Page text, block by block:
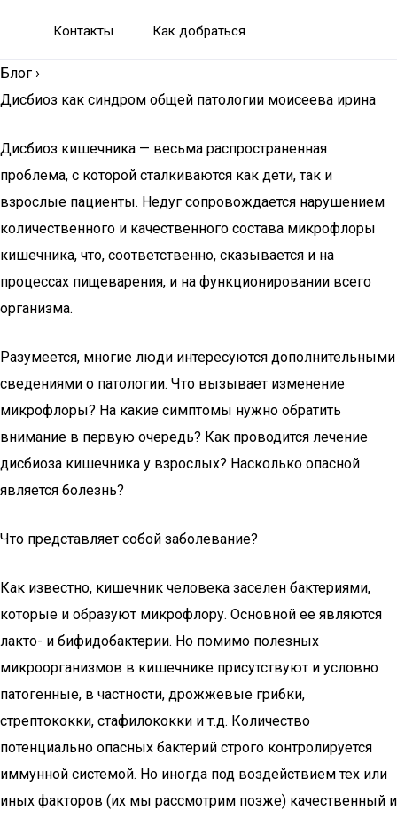
Контакты Как добраться
Блог ›
Дисбиоз как синдром общей патологии моисеева ирина
Дисбиоз кишечника — весьма распространенная
проблема, с которой сталкиваются как дети, так и
взрослые пациенты. Недуг сопровождается нарушением
количественного и качественного состава микрофлоры
кишечника, что, соответственно, сказывается и на
процессах пищеварения, и на функционировании всего
организма.
Разумеется, многие люди интересуются дополнительными
сведениями о патологии. Что вызывает изменение
микрофлоры? На какие симптомы нужно обратить
внимание в первую очередь? Как проводится лечение
дисбиоза кишечника у взрослых? Насколько опасной
является болезнь?
Что представляет собой заболевание?
Как известно, кишечник человека заселен бактериями,
которые и образуют микрофлору. Основной ее являются
лакто- и бифидобактерии. Но помимо полезных
микроорганизмов в кишечнике присутствуют и условно
патогенные, в частности, дрожжевые грибки,
стрептококки, стафилококки и т.д. Количество
потенциально опасных бактерий строго контролируется
иммунной системой. Но иногда под воздействием тех или
иных факторов (их мы рассмотрим позже) качественный и